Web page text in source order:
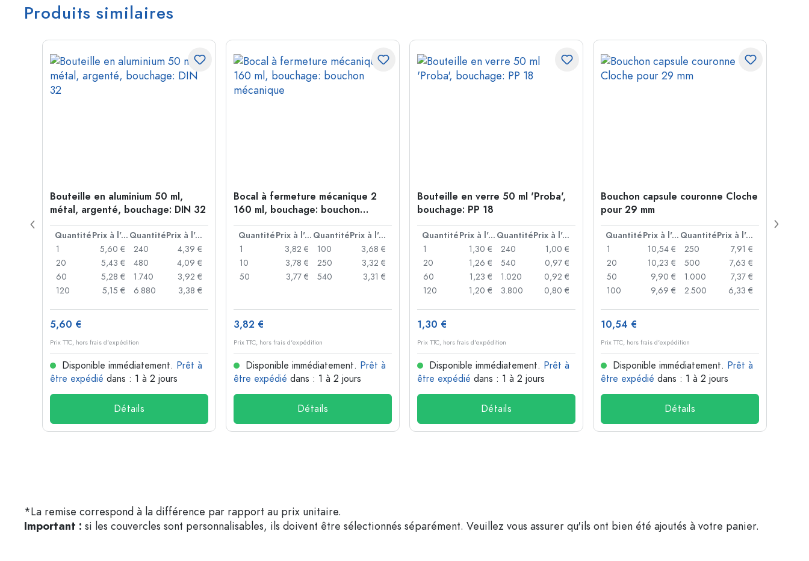
Produits similaires
Bouteille en aluminium 50 ml,
métal, argenté, bouchage: DIN 32
Quantité Prix à l'unité Quantité
Prix à l'unité
1
5,60 €
20
5,43 €
60
5,28 €
120
5,15 €
240
4,39 €
480
4,09 €
1.740
3,92 €
6.880
3,38 €
5,60 €
Prix TTC, hors frais d'expédition
Disponible immédiatement. Prêt à
être expédié dans : 1 à 2 jours
Détails
Bocal à fermeture mécanique 2
160 ml, bouchage: bouchon
mécanique
Quantité Prix à l'unité Quantité
Prix à l'unité
1
3,82 €
10
3,78 €
50
3,77 €
100
3,68 €
250
3,32 €
540
3,31 €
3,82 €
Prix TTC, hors frais d'expédition
Disponible immédiatement. Prêt à
être expédié dans : 1 à 2 jours
Détails
Bouteille en verre 50 ml 'Proba',
bouchage: PP 18
Quantité Prix à l'unité Quantité
Prix à l'unité
1
1,30 €
20
1,26 €
60
1,23 €
120
1,20 €
240
1,00 €
540
0,97 €
1.020
0,92 €
3.800
0,80 €
1,30 €
Prix TTC, hors frais d'expédition
Disponible immédiatement. Prêt à
être expédié dans : 1 à 2 jours
Détails
Bouchon capsule couronne Cloche
pour 29 mm
Quantité Prix à l'unité Quantité
Prix à l'unité
1
10,54 €
20
10,23 €
50
9,90 €
100
9,69 €
250
7,91 €
500
7,63 €
1.000
7,37 €
2.500
6,33 €
10,54 €
Prix TTC, hors frais d'expédition
Disponible immédiatement. Prêt à
être expédié dans : 1 à 2 jours
Détails
*La remise correspond à la différence par rapport au prix unitaire.
Important : si les couvercles sont personnalisables, ils doivent être sélectionnés séparément. Veuillez vous assurer qu'ils ont bien été ajoutés à votre panier.